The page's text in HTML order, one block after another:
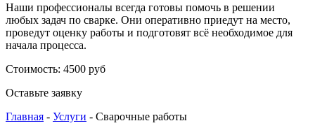
Наши профессионалы всегда готовы помочь в решении
любых задач по сварке. Они оперативно приедут на место,
проведут оценку работы и подготовят всё необходимое для
начала процесса.
Стоимость: 4500 руб
Оставьте заявку
Главная - Услуги - Сварочные работы